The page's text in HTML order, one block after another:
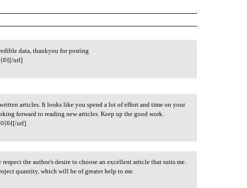
data, thankyou for posting
터[/url]
articles. It looks like you spend a lot of effort and time on your
forward to reading new articles. Keep up the good work.
터[/url]
the author's desire to choose an excellent article that suits me.
quantity, which will be of greater help to me.